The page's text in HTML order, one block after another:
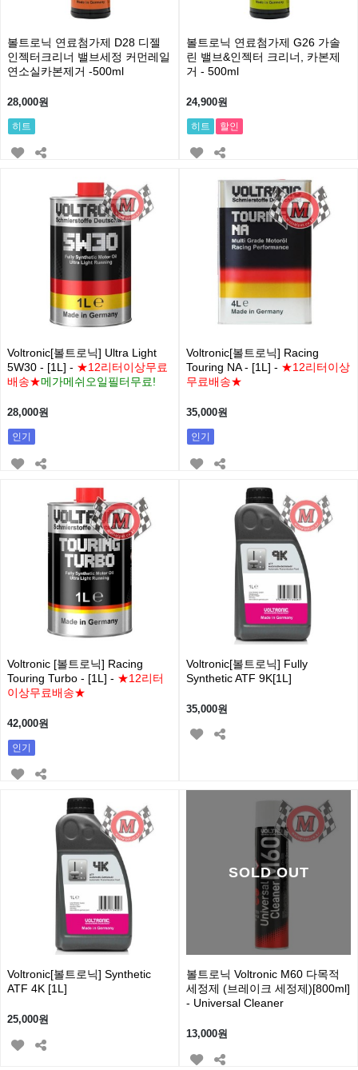
볼트로닉 연료첨가제 D28 디젤
인젝터크리너 밸브세정 커먼레일
연소실카본제거 -500ml
28,000원
히트
볼트로닉 연료첨가제 G26 가솔
린 밸브&인젝터 크리너, 카본제
거 - 500ml
24,900원
히트 할인
Voltronic[볼트로닉] Ultra Light
5W30 - [1L] - ★12리터이상무료
배송★메가메쉬오일필터무료!
28,000원
인기
Voltronic[볼트로닉] Racing
Touring NA - [1L] - ★12리터이상
무료배송★
35,000원
인기
Voltronic [볼트로닉] Racing
Touring Turbo - [1L] - ★12리터
이상무료배송★
42,000원
인기
Voltronic[볼트로닉] Fully
Synthetic ATF 9K[1L]
35,000원
Voltronic[볼트로닉] Synthetic
ATF 4K [1L]
25,000원
SOLD OUT
볼트로닉 Voltronic M60 다목적
세정제 (브레이크 세정제)[800ml]
- Universal Cleaner
13,000원